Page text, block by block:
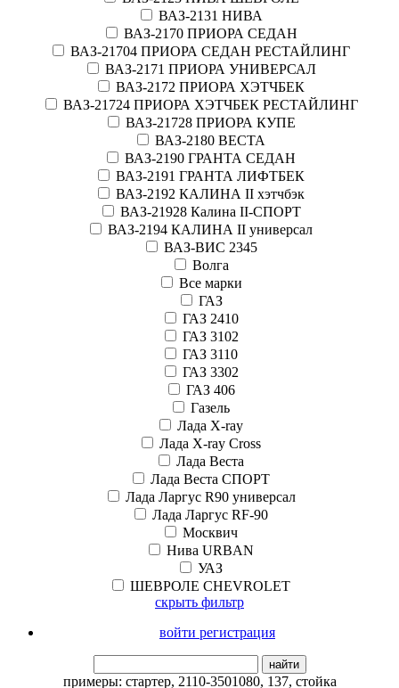
ВАЗ-2131 НИВА
ВАЗ-2170 ПРИОРА СЕДАН
ВАЗ-21704 ПРИОРА СЕДАН РЕСТАЙЛИНГ
ВАЗ-2171 ПРИОРА УНИВЕРСАЛ
ВАЗ-2172 ПРИОРА ХЭТЧБЕК
ВАЗ-21724 ПРИОРА ХЭТЧБЕК РЕСТАЙЛИНГ
ВАЗ-21728 ПРИОРА КУПЕ
ВАЗ-2180 ВЕСТА
ВАЗ-2190 ГРАНТА СЕДАН
ВАЗ-2191 ГРАНТА ЛИФТБЕК
ВАЗ-2192 КАЛИНА II хэтчбэк
ВАЗ-21928 Калина II-СПОРТ
ВАЗ-2194 КАЛИНА II универсал
ВАЗ-ВИС 2345
Волга
Все марки
ГАЗ
ГАЗ 2410
ГАЗ 3102
ГАЗ 3110
ГАЗ 3302
ГАЗ 406
Газель
Лада X-ray
Лада X-ray Cross
Лада Веста
Лада Веста СПОРТ
Лада Ларгус R90 универсал
Лада Ларгус RF-90
Москвич
Нива URBAN
УАЗ
ШЕВРОЛЕ CHEVROLET
скрыть фильтр
войти регистрация
найти
примеры: стартер, 2110-3501080, 137, стойка